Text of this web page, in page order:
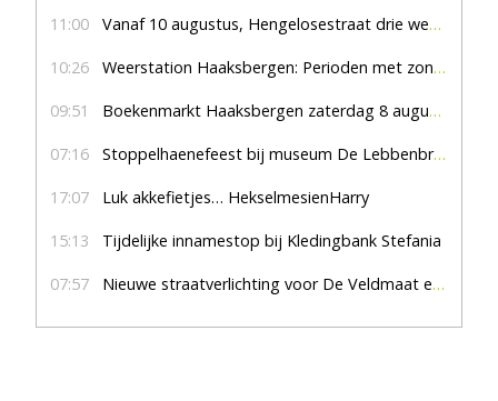
11:00 Vanaf 10 augustus, Hengelosestraat drie weken dicht voor doorgaand verkeer
10:26 Weerstation Haaksbergen: Perioden met zon en droog
09:51 Boekenmarkt Haaksbergen zaterdag 8 augustus, marktplein Haaksbergen
07:16 Stoppelhaenefeest bij museum De Lebbenbrugge
17:07 Luk akkefietjes… HekselmesienHarry
15:13 Tijdelijke innamestop bij Kledingbank Stefania
07:57 Nieuwe straatverlichting voor De Veldmaat en De Pas